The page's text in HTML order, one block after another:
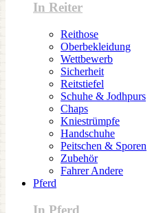
In Reiter
Reithose
Oberbekleidung
Wettbewerb
Sicherheit
Reitstiefel
Schuhe & Jodhpurs
Chaps
Kniestrümpfe
Handschuhe
Peitschen & Sporen
Zubehör
Fahrer Andere
Pferd
In Pferd